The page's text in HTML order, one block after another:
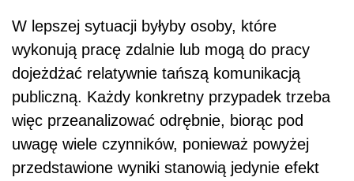
W lepszej sytuacji byłyby osoby, które
wykonują pracę zdalnie lub mogą do pracy
dojeżdżać relatywnie tańszą komunikacją
publiczną. Każdy konkretny przypadek trzeba
więc przeanalizować odrębnie, biorąc pod
uwagę wiele czynników, ponieważ powyżej
przedstawione wyniki stanowią jedynie efekt